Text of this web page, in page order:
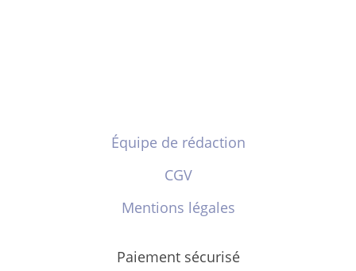
Équipe de rédaction
CGV
Mentions légales
Paiement sécurisé